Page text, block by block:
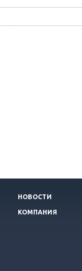
НОВОСТИ
КОМПАНИЯ